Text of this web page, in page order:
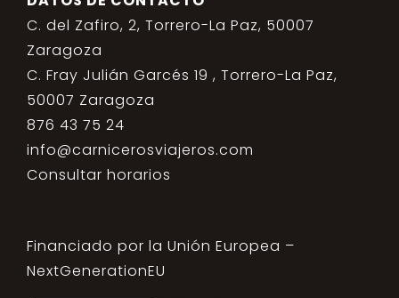
C. del Zafiro, 2, Torrero-La Paz, 50007
Zaragoza
C. Fray Julián Garcés 19 , Torrero-La Paz,
50007 Zaragoza
876 43 75 24
info@carnicerosviajeros.com
Consultar horarios
Financiado por la Unión Europea –
NextGenerationEU